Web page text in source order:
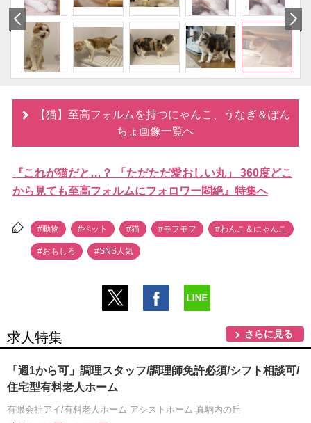
【猫】至高フォルムを持つにゃんこ、うなぎ＆ぽん
ちょ画像一覧へ
『これが猫だと…？ 「ただただ愛おしい丸」 360度どこ
から見ても至高フォルムにフォロワー悶絶』特集へ
#動物 #ペット #猫 #モフモフ #わんこ＆にゃんこ
#おもしろ #SNS人気
求人特集 さらに見る
「週1から可」調理スタッフ/調理師免許必須/シフト相談可/
住宅型有料老人ホーム
有限会社アイ/有料老人ホーム アシストホーム 真駒内の丘